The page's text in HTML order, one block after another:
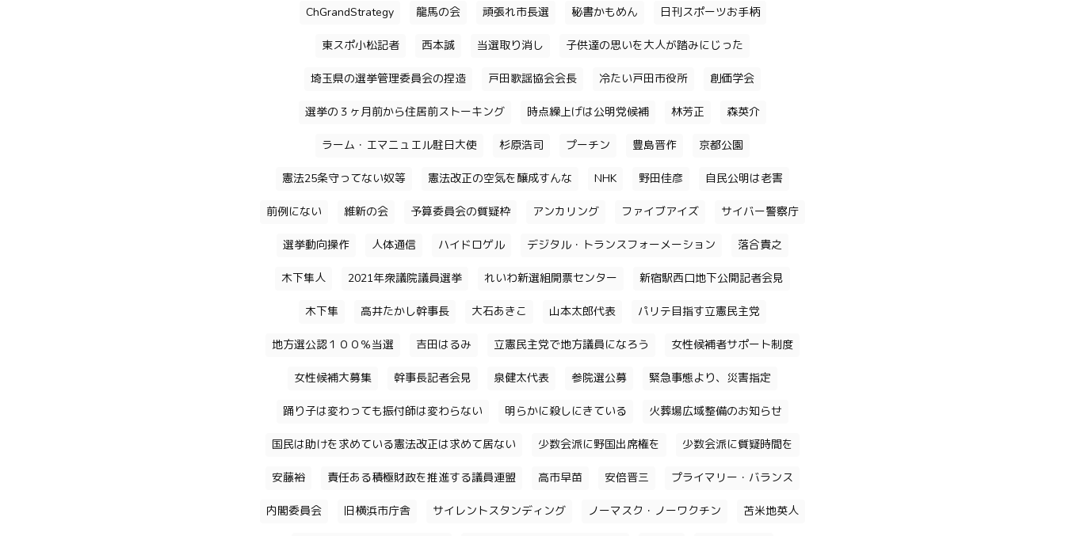
ChGrandStrategy 龍馬の会 頑張れ市長選 秘書かもめん 日刊スポーツお手柄
東スポ小松記者 西本誠 当選取り消し 子供達の思いを大人が踏みにじった
埼玉県の選挙管理委員会の捏造 戸田歌謡協会会長 冷たい戸田市役所 創価学会
選挙の３ヶ月前から住居前ストーキング 時点繰上げは公明党候補 林芳正 森英介
ラーム・エマニュエル駐日大使 杉原浩司 プーチン 豊島晋作 京都公園
憲法25条守ってない奴等 憲法改正の空気を醸成すんな NHK 野田佳彦 自民公明は老害
前例にない 維新の会 予算委員会の質疑枠 アンカリング ファイブアイズ サイバー警察庁
選挙動向操作 人体通信 ハイドロゲル デジタル・トランスフォーメーション 落合貴之
木下隼人 2021年衆議院議員選挙 れいわ新選組開票センター 新宿駅西口地下公開記者会見
木下隼 高井たかし幹事長 大石あきこ 山本太郎代表 パリテ目指す立憲民主党
地方選公認１００％当選 吉田はるみ 立憲民主党で地方議員になろう 女性候補者サポート制度
女性候補大募集 幹事長記者会見 泉健太代表 参院選公募 緊急事態より、災害指定
踊り子は変わっても振付師は変わらない 明らかに殺しにきている 火葬場広域整備のお知らせ
国民は助けを求めている憲法改正は求めて居ない 少数会派に野国出席権を 少数会派に質疑時間を
安藤裕 責任ある積極財政を推進する議員連盟 高市早苗 安倍晋三 プライマリー・バランス
内閣委員会 旧横浜市庁舎 サイレントスタンディング ノーマスク・ノーワクチン 苫米地英人